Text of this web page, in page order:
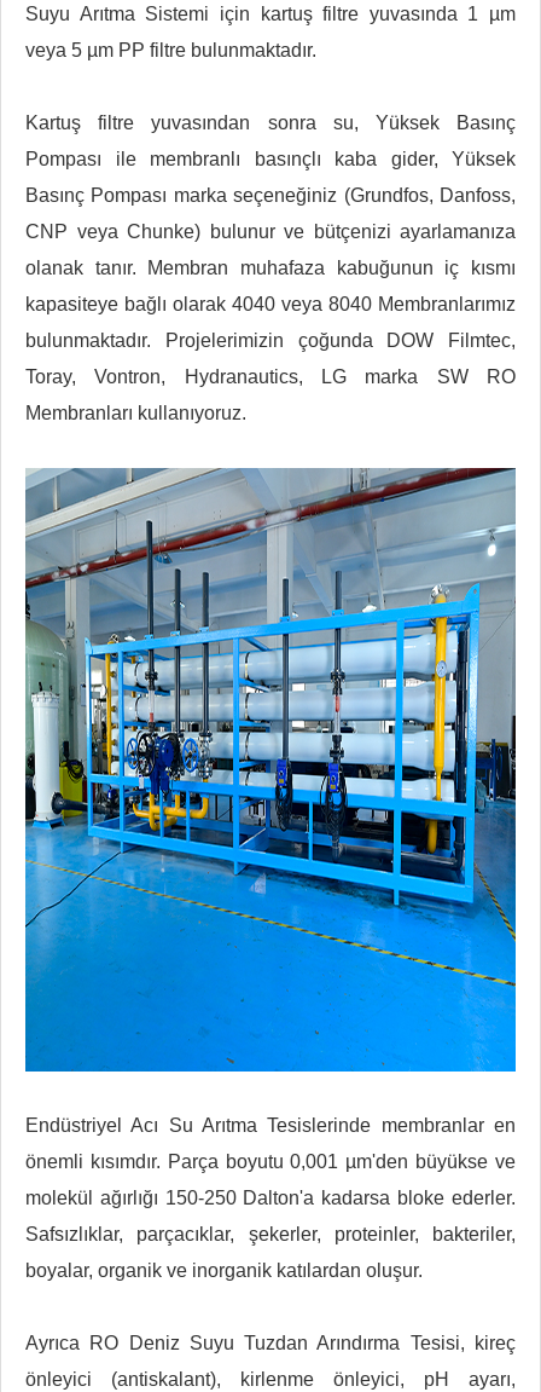
Suyu Arıtma Sistemi için kartuş filtre yuvasında 1 µm
veya 5 µm PP filtre bulunmaktadır.
Kartuş filtre yuvasından sonra su, Yüksek Basınç
Pompası ile membranlı basınçlı kaba gider, Yüksek
Basınç Pompası marka seçeneğiniz (Grundfos, Danfoss,
CNP veya Chunke) bulunur ve bütçenizi ayarlamanıza
olanak tanır. Membran muhafaza kabuğunun iç kısmı
kapasiteye bağlı olarak 4040 veya 8040 Membranlarımız
bulunmaktadır. Projelerimizin çoğunda DOW Filmtec,
Toray, Vontron, Hydranautics, LG marka SW RO
Membranları kullanıyoruz.
Endüstriyel Acı Su Arıtma Tesislerinde membranlar en
önemli kısımdır. Parça boyutu 0,001 µm'den büyükse ve
molekül ağırlığı 150-250 Dalton'a kadarsa bloke ederler.
Safsızlıklar, parçacıklar, şekerler, proteinler, bakteriler,
boyalar, organik ve inorganik katılardan oluşur.
Ayrıca RO Deniz Suyu Tuzdan Arındırma Tesisi, kireç
önleyici (antiskalant), kirlenme önleyici, pH ayarı,